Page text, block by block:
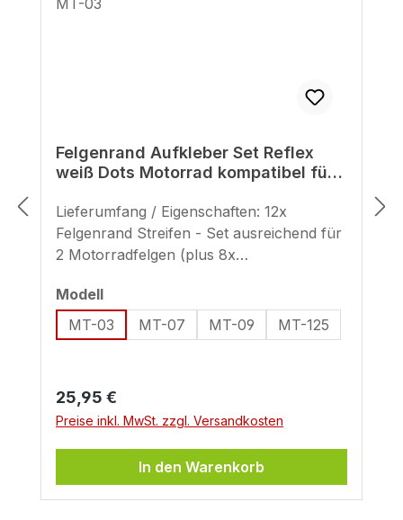
Felgenrand Aufkleber Set Reflex
weiß Dots Motorrad kompatibel für
Lieferumfang / Eigenschaften: 12x
Felgenrand Streifen - Set ausreichend für
2 Motorradfelgen (plus 8x
(Streifenbreite - ca. 7 mm) Hinweis zur
Verwendung reflektierender Sticker: Sind
reflektierende Aufkleber fürs Motorrad
beantwortet werden, da sich die
Regelungen von Land zu Land
unterscheiden. Der Einsatz von
reflektierenden Folien im öffentlichen
Modellauswählen
MT-03
MT-07 MT-09 MT-125
Regulärer Preis:
25,95 €
Preise inkl. MwSt. zzgl. Versandkosten
In den Warenkorb